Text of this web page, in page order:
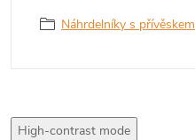
Náhrdelníky s přívěskem
High-contrast mode